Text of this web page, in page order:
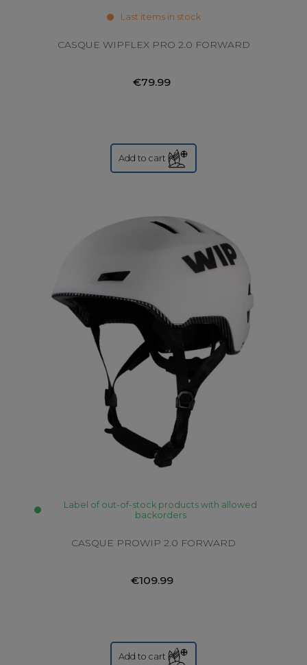
Last items in stock
CASQUE WIPFLEX PRO 2.0 FORWARD
€79.99
Add to cart
Label of out-of-stock products with allowed
backorders
CASQUE PROWIP 2.0 FORWARD
€109.99
Add to cart